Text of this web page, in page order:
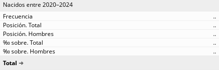
Nacidos entre 2020–2024
..
..
..
..
..
Total